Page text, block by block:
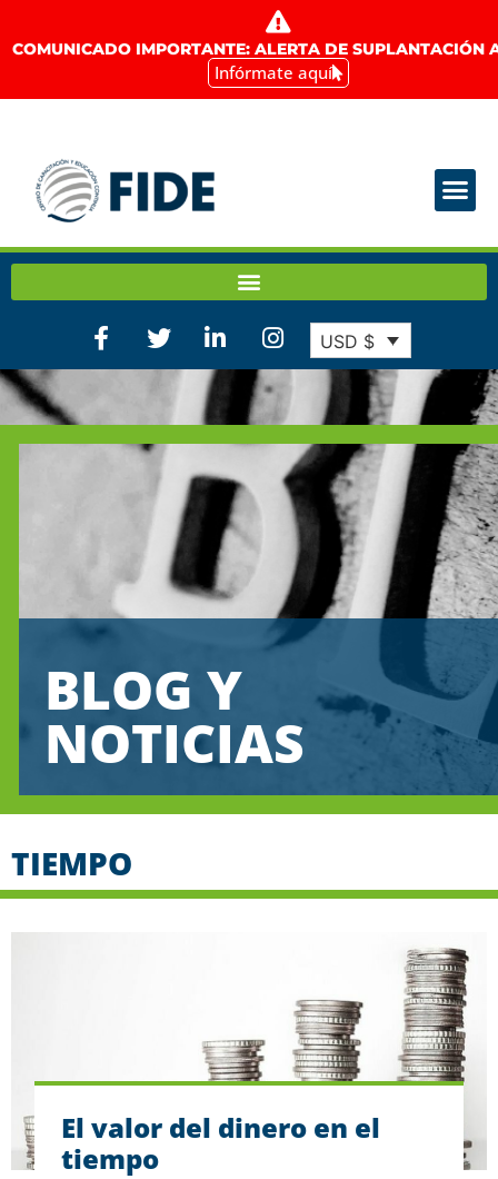
COMUNICADO IMPORTANTE: ALERTA DE SUPLANTACIÓN
Infórmate aquí
USD $
BLOG Y
NOTICIAS
TIEMPO
El valor del dinero en el
tiempo